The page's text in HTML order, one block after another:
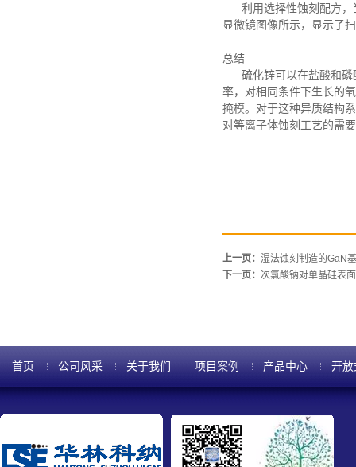
利用选择性蚀刻配方
显微镜图像所示，显示了
总结
硫化锌可以在盐酸和
率，对相同条件下生长的
掩模。对于这种异质结构
对等离子体蚀刻工艺的需
上一页： 湿法蚀刻制造的GaN
下一页： 次氯酸钠对单晶硅表
首页 公司风采 关于我们 项目案例 产品中心 开放